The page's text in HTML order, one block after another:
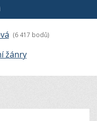
(6 417 bodů)
žánry